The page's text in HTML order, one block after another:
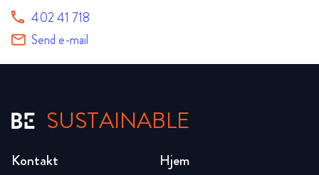
402 41 718
Send e-mail
SUSTAINABLE
Hjem
Kontakt